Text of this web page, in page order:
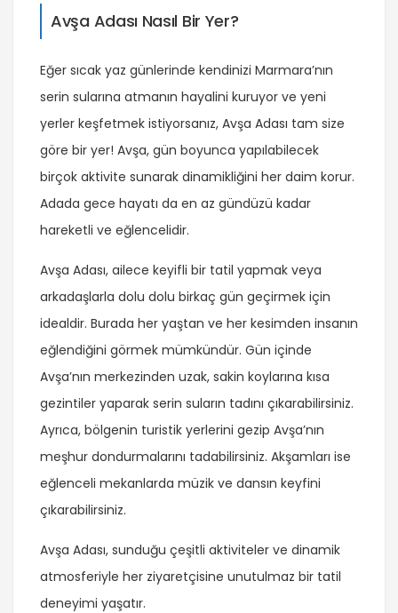
Avşa Adası Nasıl Bir Yer?
Eğer sıcak yaz günlerinde kendinizi Marmara’nın
serin sularına atmanın hayalini kuruyor ve yeni
yerler keşfetmek istiyorsanız, Avşa Adası tam size
göre bir yer! Avşa, gün boyunca yapılabilecek
birçok aktivite sunarak dinamikliğini her daim korur.
Adada gece hayatı da en az gündüzü kadar
hareketli ve eğlencelidir.
Avşa Adası, ailece keyifli bir tatil yapmak veya
arkadaşlarla dolu dolu birkaç gün geçirmek için
idealdir. Burada her yaştan ve her kesimden insanın
eğlendiğini görmek mümkündür. Gün içinde
Avşa’nın merkezinden uzak, sakin koylarına kısa
gezintiler yaparak serin suların tadını çıkarabilirsiniz.
Ayrıca, bölgenin turistik yerlerini gezip Avşa’nın
meşhur dondurmalarını tadabilirsiniz. Akşamları ise
eğlenceli mekanlarda müzik ve dansın keyfini
çıkarabilirsiniz.
Avşa Adası, sunduğu çeşitli aktiviteler ve dinamik
atmosferiyle her ziyaretçisine unutulmaz bir tatil
deneyimi yaşatır.